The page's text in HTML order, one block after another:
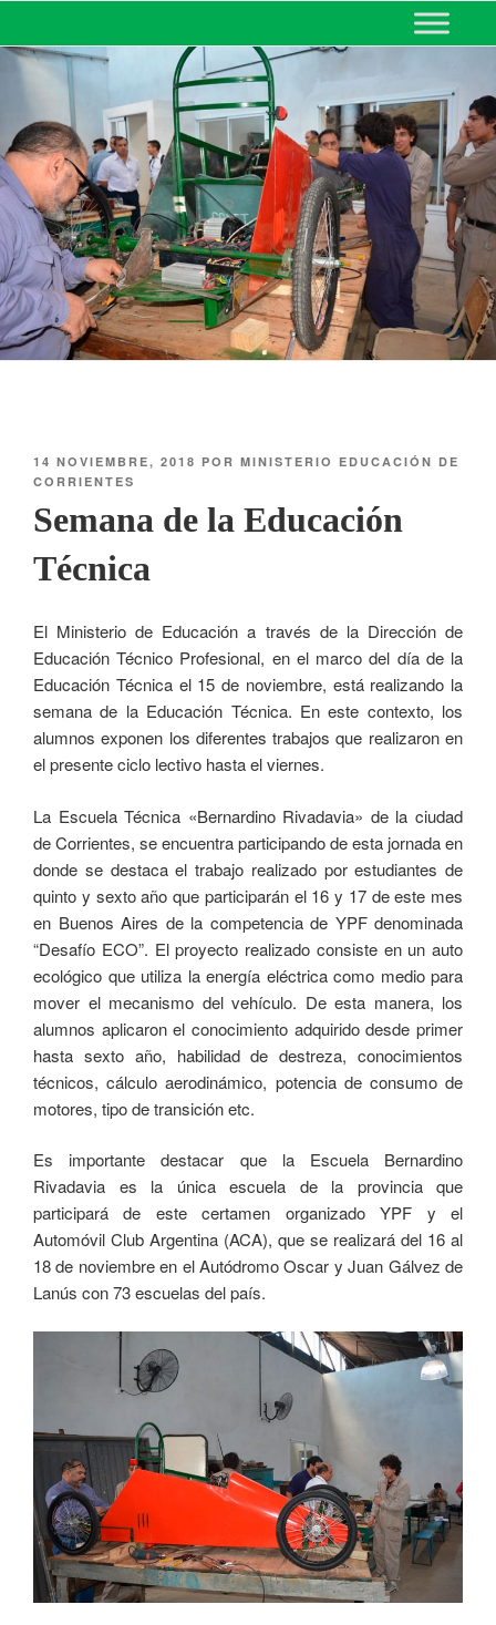
MINISTERIO DE EDUCACIÓN
DE CORRIENTES
14 NOVIEMBRE, 2018 POR MINISTERIO EDUCACIÓN DE
CORRIENTES
Semana de la Educación
Técnica
El Ministerio de Educación a través de la Dirección de
Educación Técnico Profesional, en el marco del día de la
Educación Técnica el 15 de noviembre, está realizando la
semana de la Educación Técnica. En este contexto, los
alumnos exponen los diferentes trabajos que realizaron en
el presente ciclo lectivo hasta el viernes.
La Escuela Técnica «Bernardino Rivadavia» de la ciudad
de Corrientes, se encuentra participando de esta jornada en
donde se destaca el trabajo realizado por estudiantes de
quinto y sexto año que participarán el 16 y 17 de este mes
en Buenos Aires de la competencia de YPF denominada
“Desafío ECO”. El proyecto realizado consiste en un auto
ecológico que utiliza la energía eléctrica como medio para
mover el mecanismo del vehículo. De esta manera, los
alumnos aplicaron el conocimiento adquirido desde primer
hasta sexto año, habilidad de destreza, conocimientos
técnicos, cálculo aerodinámico, potencia de consumo de
motores, tipo de transición etc.
Es importante destacar que la Escuela Bernardino
Rivadavia es la única escuela de la provincia que
participará de este certamen organizado YPF y el
Automóvil Club Argentina (ACA), que se realizará del 16 al
18 de noviembre en el Autódromo Oscar y Juan Gálvez de
Lanús con 73 escuelas del país.